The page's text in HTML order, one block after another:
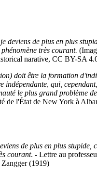
deviens de plus en plus
très courant.
narative, CC BY-SA
doit être la formation
indépendante, qui,
le plus grand problème
de l'État de New York à
de plus en plus stupide,
courant. - Lettre au
(1919)